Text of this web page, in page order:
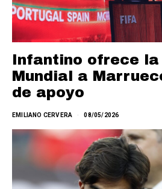
Infantino ofrece la
Mundial a
de apoyo
EMILIANO CERVERA 08/05/2026